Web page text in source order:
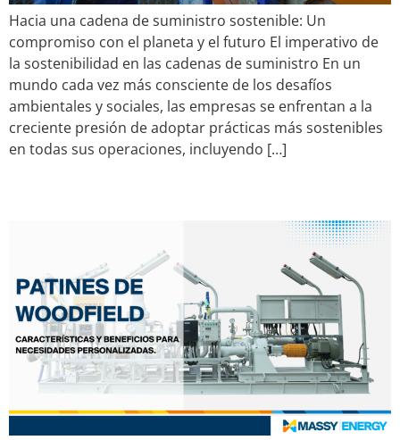
Hacia una cadena de suministro sostenible: Un
compromiso con el planeta y el futuro El imperativo de
la sostenibilidad en las cadenas de suministro En un
mundo cada vez más consciente de los desafíos
ambientales y sociales, las empresas se enfrentan a la
creciente presión de adoptar prácticas más sostenibles
en todas sus operaciones, incluyendo […]